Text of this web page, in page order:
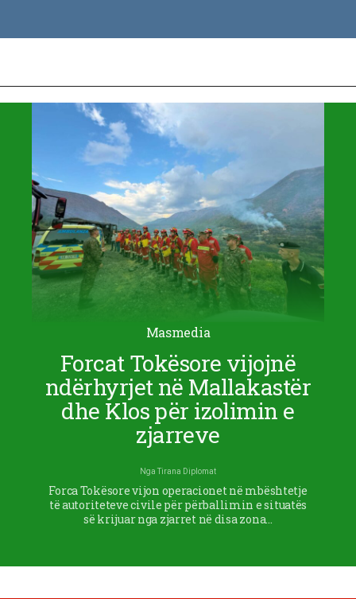
Masmedia
Forcat Tokësore vijojnë
ndërhyrjet në Mallakastër
dhe Klos për izolimin e
zjarreve
Nga Tirana Diplomat
Forca Tokësore vijon operacionet në mbështetje
të autoriteteve civile për përballimin e situatës
së krijuar nga zjarret në disa zona…